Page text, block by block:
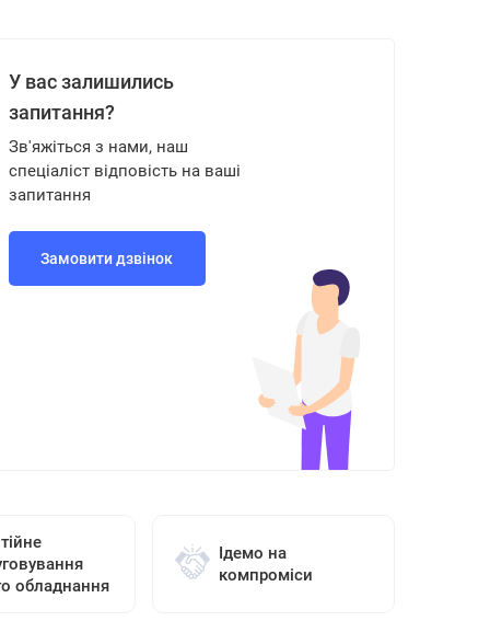
У вас залишились
запитання?
Зв'яжіться з нами, наш
спеціаліст відповість на ваші
запитання
Замовити дзвінок
обладнання
Ідемо на
компроміси